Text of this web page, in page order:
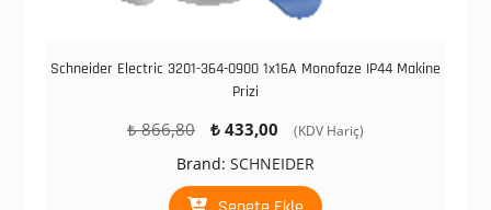
Schneider Electric 3201-364-0900 1x16A Monofaze IP44 Makine
Prizi
₺866,80
Orijinal
₺ 866,80.
₺433,00
Şu
fiyat:
₺ 433,00.
(KDV Hariç)
Brand: SCHNEIDER